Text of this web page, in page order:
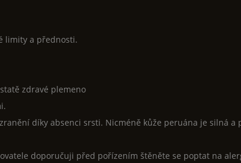
limity a přednosti.
zdravé plemeno
díky absenci srsti. Nicméně kůže peruána je silná a
doporučuji před pořízením štěněte se poptat na